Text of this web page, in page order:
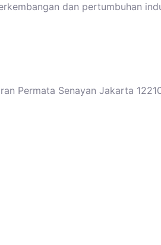
dan pertumbuhan
Permata Senayan Jakarta